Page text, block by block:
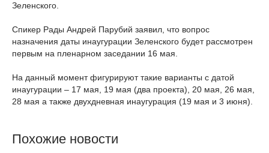
Зеленского.
Спикер Рады Андрей Парубий заявил, что вопрос
назначения даты инаугурации Зеленского будет рассмотрен
первым на пленарном заседании 16 мая.
На данный момент фигурируют такие варианты с датой
инаугурации – 17 мая, 19 мая (два проекта), 20 мая, 26 мая,
28 мая а также двухдневная инаугурация (19 мая и 3 июня).
Похожие новости